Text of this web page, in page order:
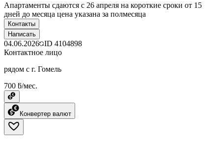
Апартаменты сдаются с 26 апреля на короткие сроки от 15
дней до месяца цена указана за полмесяца
Контакты
Написать
04.06.2026 ID 4104898
Контактное лицо
рядом с г. Гомель
700 ƃ/мес.
Конвертер валют